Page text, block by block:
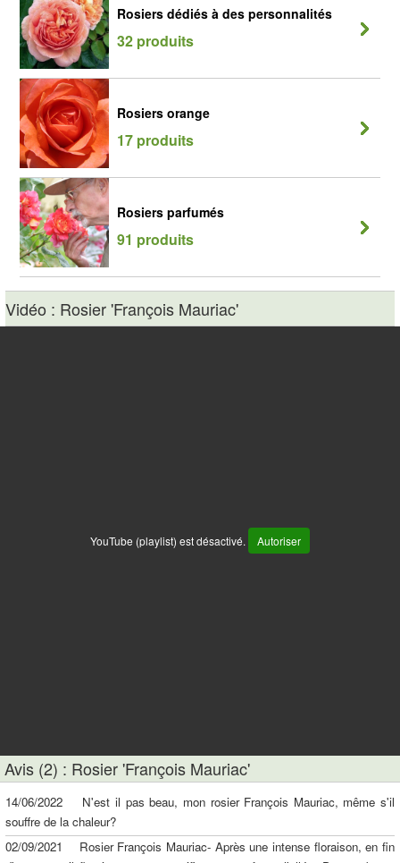
Rosiers dédiés à des personnalités
32 produits
Rosiers orange
17 produits
Rosiers parfumés
91 produits
Vidéo : Rosier 'François Mauriac'
YouTube (playlist) est désactivé. Autoriser
Avis (2) : Rosier 'François Mauriac'
14/06/2022 N'est il pas beau, mon rosier François Mauriac, même s'il
souffre de la chaleur?
02/09/2021 Rosier François Mauriac- Après une intense floraison, en fin